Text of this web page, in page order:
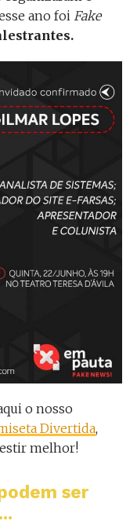
ano foi Fake
o nosso
Divertida,
melhor!
ser